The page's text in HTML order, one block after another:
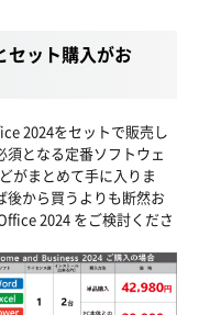
セット購入がお
2024をセットで販売し
となる定番ソフトウェ
がまとめて手に入りま
後から買うよりも断然お
2024 をご検討くださ